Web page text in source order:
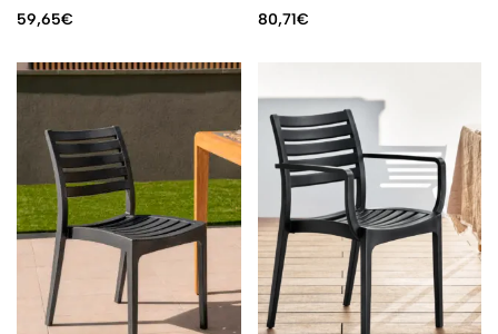
59,65€ 80,71€